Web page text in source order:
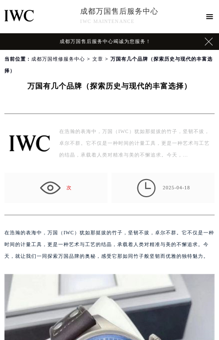
成都万国售后服务中心
IWC MAINTENANCE

成都万国售后服务中心竭诚为您服务！ 
当前位置： 成都万国维修服务中心 > 文章 > 万国有几个品牌（探索历史与现代的丰富选
择）
万国有几个品牌（探索历史与现代的丰富选择）
在浩瀚的表海中，万国（IWC）犹如那挺拔的竹子，坚韧不拔，
卓尔不群。它不仅是一种时间的计量工具，更是一种艺术与工艺
的结晶，承载着人类对精准与美的不懈追求。今天，…
次  2025-04-18
在浩瀚的表海中，万国（IWC）犹如那挺拔的竹子，坚韧不拔，卓尔不群。它不仅是一种
时间的计量工具，更是一种艺术与工艺的结晶，承载着人类对精准与美的不懈追求。今
天，就让我们一同探索万国品牌的奥秘，感受它那如同竹子般坚韧而优雅的独特魅力。